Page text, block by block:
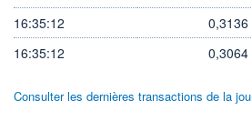
16:35:12
0,3136
16:35:12
0,3064
Consulter les dernières transactions de la